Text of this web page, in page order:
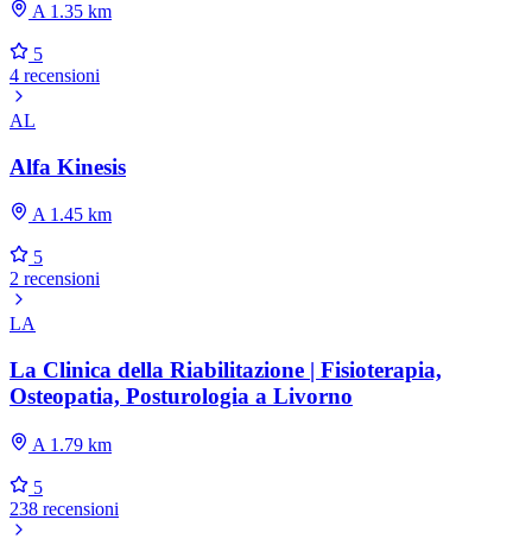
A 1.35 km
5
4 recensioni
AL
Alfa Kinesis
A 1.45 km
5
2 recensioni
LA
La Clinica della Riabilitazione | Fisioterapia,
Osteopatia, Posturologia a Livorno
A 1.79 km
5
238 recensioni